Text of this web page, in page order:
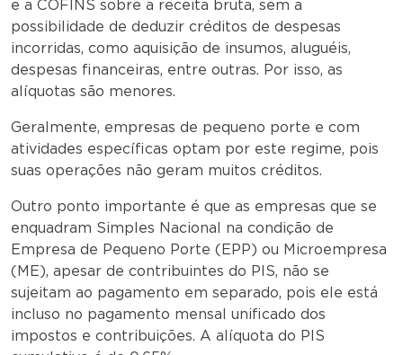
e a COFINS sobre a receita bruta, sem a
possibilidade de deduzir créditos de despesas
incorridas, como aquisição de insumos, aluguéis,
despesas financeiras, entre outras. Por isso, as
alíquotas são menores.
Geralmente, empresas de pequeno porte e com
atividades específicas optam por este regime, pois
suas operações não geram muitos créditos.
Outro ponto importante é que as empresas que se
enquadram Simples Nacional na condição de
Empresa de Pequeno Porte (EPP) ou Microempresa
(ME), apesar de contribuintes do PIS, não se
sujeitam ao pagamento em separado, pois ele está
incluso no pagamento mensal unificado dos
impostos e contribuições. A alíquota do PIS